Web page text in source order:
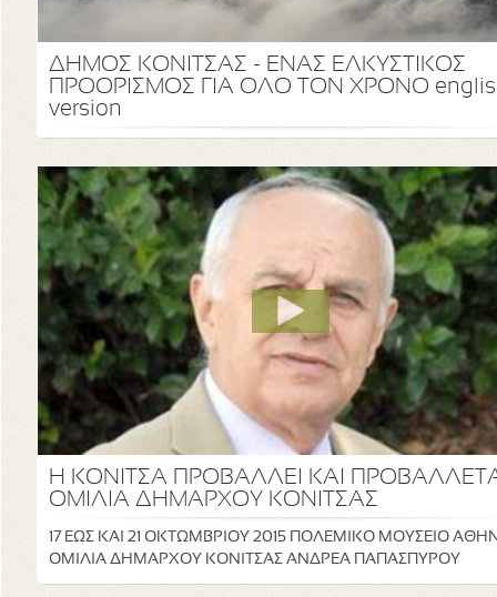
ΔΗΜΟΣ ΚΟΝΙΤΣΑΣ - ΕΝΑΣ ΕΛΚΥΣΤΙΚΟΣ
ΠΡΟΟΡΙΣΜΟΣ ΓΙΑ ΟΛΟ ΤΟΝ ΧΡΟΝΟ
version
Η ΚΟΝΙΤΣΑ ΠΡΟΒΑΛΛΕΙ ΚΑΙ
ΟΜΙΛΙΑ ΔΗΜΑΡΧΟΥ ΚΟΝΙΤΣΑΣ
17 ΕΩΣ ΚΑΙ 21 ΟΚΤΩΜΒΡΙΟΥ 2015 ΠΟΛΕΜΙΚΟ ΜΟΥΣΕΙΟ
ΟΜΙΛΙΑ ΔΗΜΑΡΧΟΥ ΚΟΝΙΤΣΑΣ ΑΝΔΡΕΑ ΠΑΠΑΣΠΥΡΟΥ